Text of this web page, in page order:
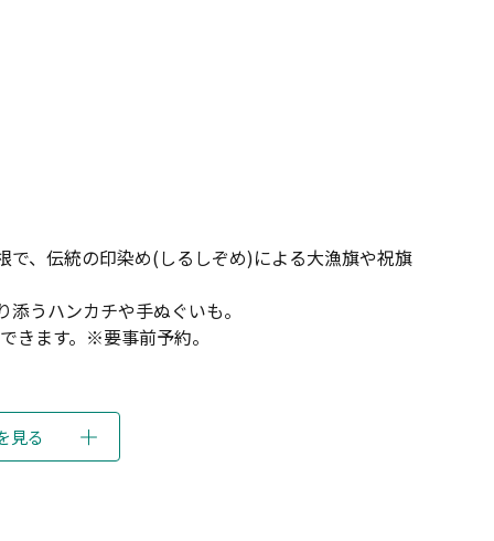
で、伝統の印染め(しるしぞめ)による大漁旗や祝旗
うハンカチや手ぬぐいも。
きます。※要事前予約。
見る